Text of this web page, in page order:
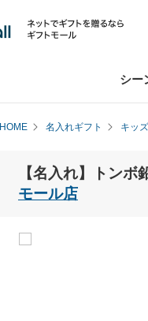
シー
HOME 名入れギフト キッ
【名入れ】トン
モール店